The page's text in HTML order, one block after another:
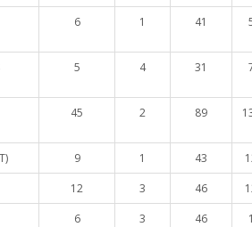
6 1 41
5 4 31
45 2 89
9 1 43
12 3 46
6 3 46